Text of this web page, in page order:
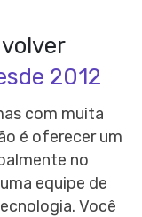
2012
com muita
é oferecer um
no
equipe de
Você